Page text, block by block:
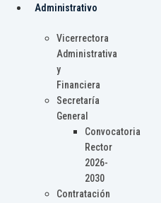
Administrativo
Vicerrectora
Administrativa
y
Financiera
Secretaría
General
Convocatoria
Rector
2026-
2030
Contratación